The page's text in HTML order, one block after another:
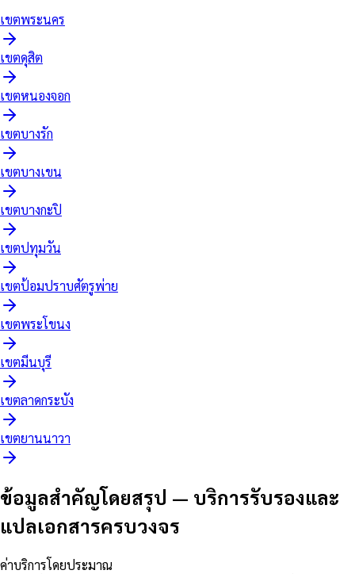
เขตพระนคร
เขตดุสิต
เขตหนองจอก
เขตบางรัก
เขตบางเขน
เขตบางกะปิ
เขตปทุมวัน
เขตป้อมปราบศัตรูพ่าย
เขตพระโขนง
เขตมีนบุรี
เขตลาดกระบัง
เขตยานนาวา
ข้อมูลสำคัญโดยสรุป — บริการรับรองและ
แปลเอกสารครบวงจร
ค่าบริการโดยประมาณ